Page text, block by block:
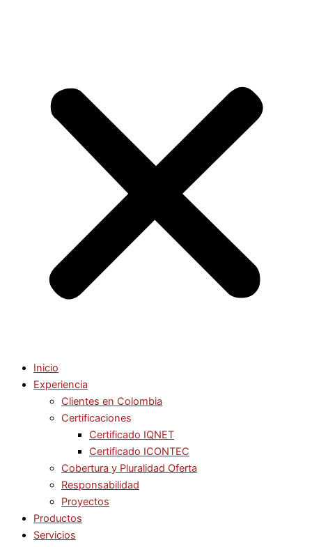
Inicio
Experiencia
Clientes en Colombia
Certificaciones
Certificado IQNET
Certificado ICONTEC
Cobertura y Pluralidad Oferta
Responsabilidad
Proyectos
Productos
Servicios